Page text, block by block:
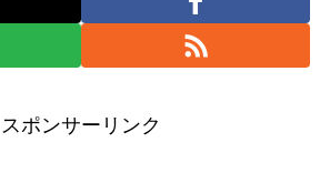
スポンサーリンク